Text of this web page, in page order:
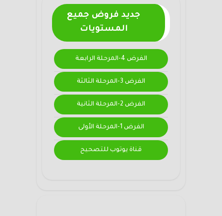
جديد فروض جميع
المستويات
الفرض 4-المرحلة الرابعة
الفرض 3-المرحلة الثالثة
الفرض 2-المرحلة الثانية
الفرض 1-المرحلة الأولى
قناة يوتوب للتصحيح